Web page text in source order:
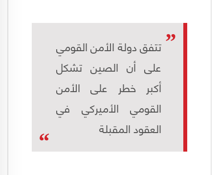
تتفق دولة الأمن القومي
على أن الصين تشكل
أكبر خطر على الأمن
القومي الأميركي في
العقود المقبلة